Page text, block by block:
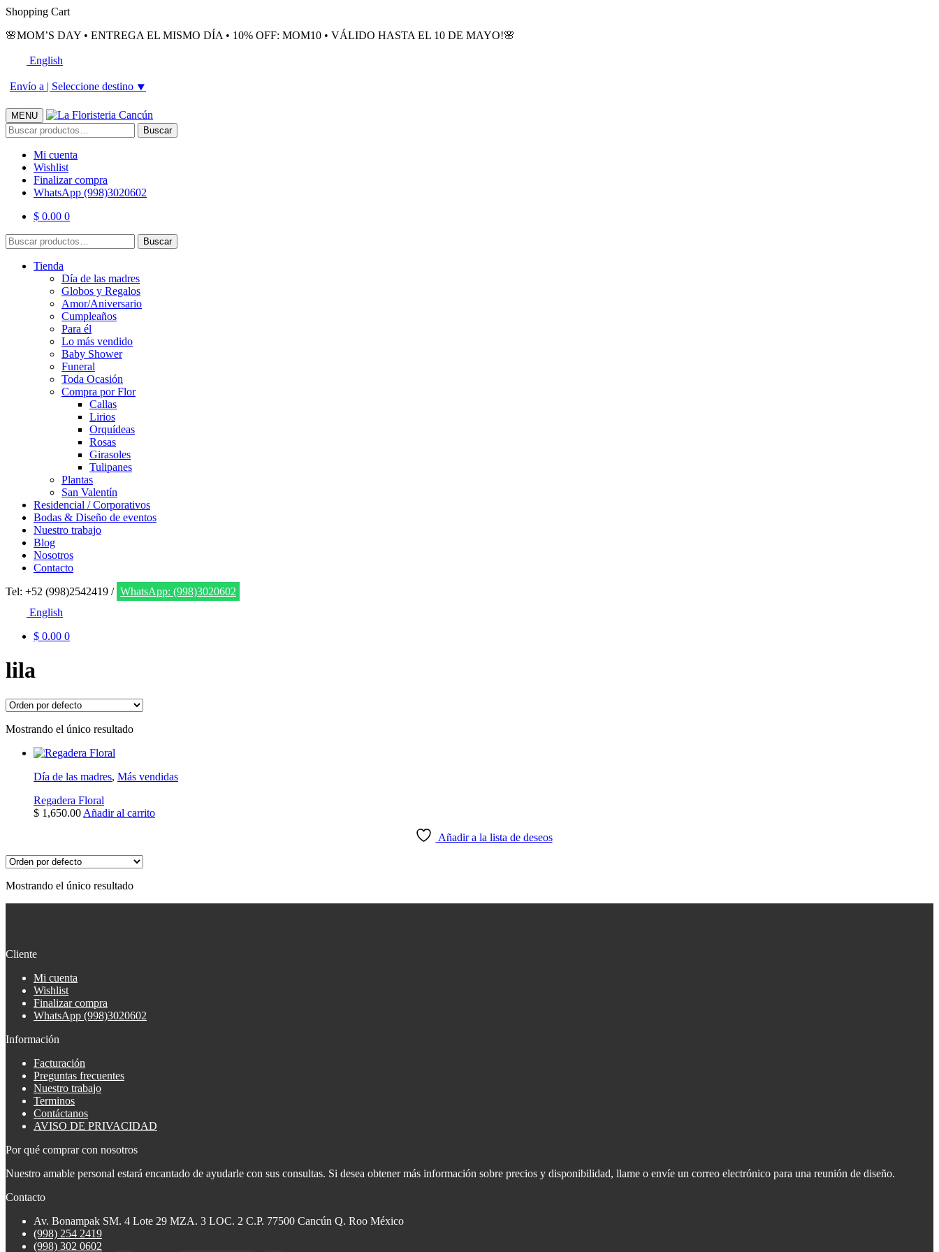
Skip
navigation
Skip
content
Shopping Cart
🌸MOM’S DAY • ENTREGA EL MISMO DÍA • 10% OFF: MOM10 • VÁLIDO HASTA EL 10 DE MAYO!🌸
English
Envío a | Seleccione destino ⯆
MENU
Buscar
por:
Buscar
Mi cuenta
Wishlist
Finalizar compra
WhatsApp (998)3020602
$ 0.00 0
Buscar
por:
Buscar
Tienda
Día de las madres
Globos y Regalos
Amor/Aniversario
Cumpleaños
Para él
Lo más vendido
Baby Shower
Funeral
Toda Ocasión
Compra por Flor
Callas
Lirios
Orquídeas
Rosas
Girasoles
Tulipanes
Plantas
San Valentín
Residencial / Corporativos
Bodas & Diseño de eventos
Nuestro trabajo
Blog
Nosotros
Contacto
Tel: +52 (998)2542419 / WhatsApp: (998)3020602
English
$ 0.00 0
lila
Mostrando el único resultado
Día de las madres, Más vendidas
Regadera Floral
$ 1,650.00 Añadir al carrito
Añadir a la lista de deseos
Mostrando el único resultado
Cliente
Mi cuenta
Wishlist
Finalizar compra
WhatsApp (998)3020602
Información
Facturación
Preguntas frecuentes
Nuestro trabajo
Terminos
Contáctanos
AVISO DE PRIVACIDAD
Por qué comprar con nosotros
Nuestro amable personal estará encantado de ayudarle con sus consultas. Si desea obtener más información sobre precios y disponibilidad, llame o envíe un correo electrónico para una reunión de diseño.
Contacto
Av. Bonampak SM. 4 Lote 29 MZA. 3 LOC. 2 C.P. 77500 Cancún Q. Roo México
(998) 254 2419
(998) 302 0602